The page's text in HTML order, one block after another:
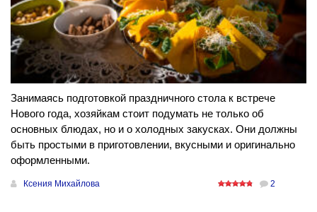
Занимаясь подготовкой праздничного стола к встрече
Нового года, хозяйкам стоит подумать не только об
основных блюдах, но и о холодных закусках. Они должны
быть простыми в приготовлении, вкусными и оригинально
оформленными.
Ксения Михайлова 2